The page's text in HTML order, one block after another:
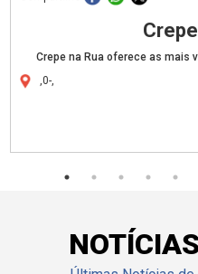
Crepe na Rua oferece as mais
,0-,